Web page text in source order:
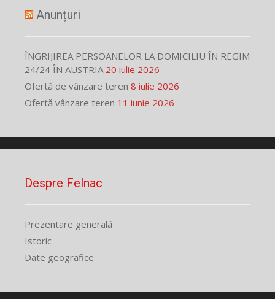
Anunțuri
ÎNGRIJIREA PERSOANELOR LA DOMICILIU ÎN REGIM
24/24 ÎN AUSTRIA 20 iulie 2026
Ofertă de vânzare teren 8 iulie 2026
Ofertă vânzare teren 11 iunie 2026
Despre Felnac
Prezentare generală
Istoric
Date geografice